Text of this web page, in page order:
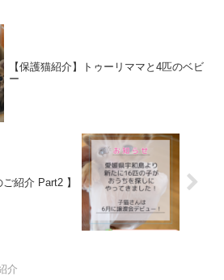
【保護猫紹介】トゥーリママと4匹のベビ
ー
紹介 Part2 】
介